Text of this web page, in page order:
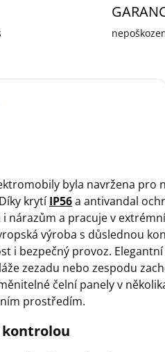
byla navržena pro
krytíIP56a antivandal
nárazům a pracuje v
výroba s důslednou
i bezpečný provoz.
zezadu nebo zespodu
čelní panely v
prostředím.
kontrolou